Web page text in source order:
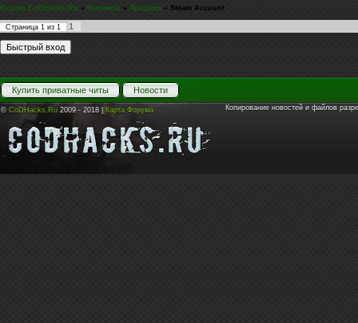
Форум CoDHacks.Ru » Финансы » Продажа » Steam Account
Страница 1 из 1 1
Купить приватные читы Новости
© CoDHacks.Ru 2009 - 2018 | Карта Форума Копирование новостей и файлов